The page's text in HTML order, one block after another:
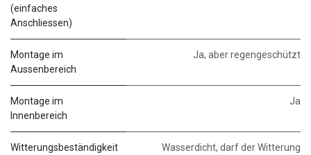
(einfaches
Anschliessen)
Montage im
Aussenbereich
Ja, aber regengeschützt
Montage im
Innenbereich
Ja
Witterungsbeständigkeit
Wasserdicht, darf der Witterung